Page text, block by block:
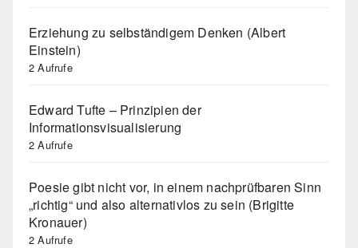
Erziehung zu selbständigem Denken (Albert
Einstein)
2 Aufrufe
Edward Tufte – Prinzipien der
Informationsvisualisierung
2 Aufrufe
Poesie gibt nicht vor, in einem nachprüfbaren Sinn
„richtig“ und also alternativlos zu sein (Brigitte
Kronauer)
2 Aufrufe